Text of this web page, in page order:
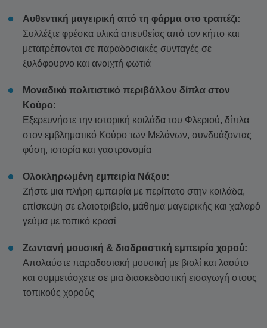
Αυθεντική μαγειρική από τη φάρμα στο τραπέζι:
Συλλέξτε φρέσκα υλικά απευθείας από τον κήπο και
μετατρέπονται σε παραδοσιακές συνταγές σε
ξυλόφουρνο και ανοιχτή φωτιά
Μοναδικό πολιτιστικό περιβάλλον δίπλα στον
Κούρο:
Εξερευνήστε την ιστορική κοιλάδα του Φλεριού, δίπλα
στον εμβληματικό Κούρο των Μελάνων, συνδυάζοντας
φύση, ιστορία και γαστρονομία
Ολοκληρωμένη εμπειρία Νάξου:
Ζήστε μια πλήρη εμπειρία με περίπατο στην κοιλάδα,
επίσκεψη σε ελαιοτριβείο, μάθημα μαγειρικής και χαλαρό
γεύμα με τοπικό κρασί
Ζωντανή μουσική & διαδραστική εμπειρία χορού:
Απολαύστε παραδοσιακή μουσική με βιολί και λαούτο
και συμμετάσχετε σε μια διασκεδαστική εισαγωγή στους
τοπικούς χορούς